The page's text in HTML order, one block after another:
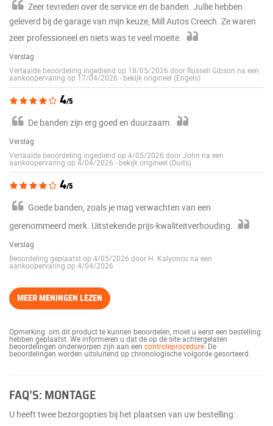
Zeer tevreden over de service en de banden. Jullie hebben
geleverd bij de garage van mijn keuze, Mill Autos Creech. Ze waren
zeer professioneel en niets was te veel moeite.
Verslag
Vertaalde beoordeling ingediend op 18/05/2026 door Russell Gibson na een
aankoopervaring op 17/04/2026 -bekijk origineel (Engels)
4/5
De banden zijn erg goed en duurzaam.
Verslag
Vertaalde beoordeling ingediend op 4/05/2026 door John na een
aankoopervaring op 4/04/2026 - bekijk origineel (Duits)
4/5
Goede banden, zoals je mag verwachten van een
gerenommeerd merk. Uitstekende prijs-kwaliteitverhouding.
Verslag
Beoordeling geplaatst op 4/05/2026 door H. Kalyoncu na een
aankoopervaring op 4/04/2026
MEER MENINGEN LEZEN
Opmerking: om dit product te kunnen beoordelen, moet u eerst een bestelling
hebben geplaatst. We informeren u dat de op de site achtergelaten
beoordelingen onderworpen zijn aan een controleprocedure. De
beoordelingen worden uitsluitend op chronologische volgorde gesorteerd.
FAQ’S: MONTAGE
U heeft twee bezorgopties bij het plaatsen van uw bestelling: